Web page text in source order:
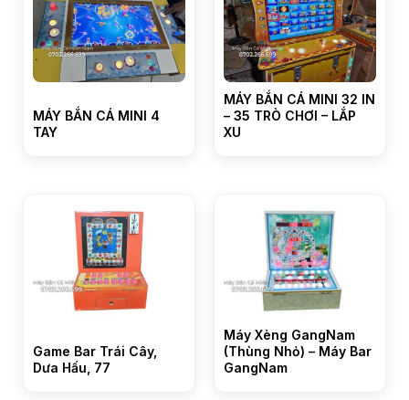
MÁY BẮN CÁ MINI 4
TAY
MÁY BẮN CÁ MINI 32 IN
– 35 TRÒ CHƠI – LẮP
XU
Game Bar Trái Cây,
Dưa Hấu, 77
Máy Xèng GangNam
(Thùng Nhỏ) – Máy Bar
GangNam